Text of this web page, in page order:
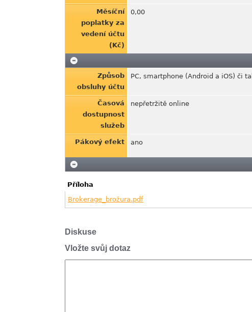
Měsíční
poplatky za
vedení účtu
(Kč)
0,00
Způsob
obsluhy účtu
PC, smartphone (Android a iOS) či
Časová
dostupnost
služeb
nepřetržitě online
Pákový efekt ano
Příloha
Brokerage_brožura.pdf
Diskuse
Vložte svůj dotaz